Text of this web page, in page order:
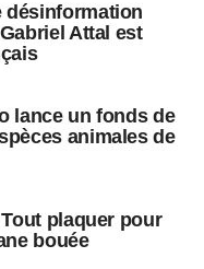
désinformation
Attal est
lance un fonds de
animales de
plaquer pour
bouée